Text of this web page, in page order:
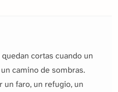
cortas cuando un
camino de sombras.
un faro, un refugio, un